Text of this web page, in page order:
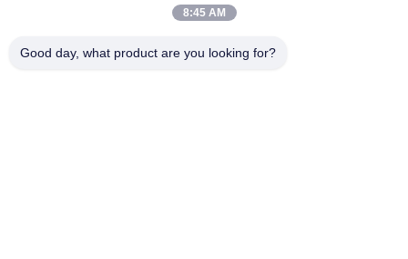
8:45 AM
Good day, what product are you looking for?